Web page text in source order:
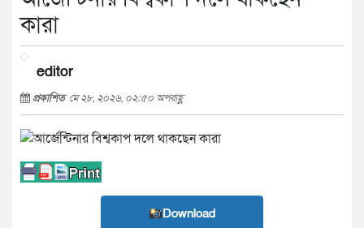
কারা
editor
প্রকাশিত মে ২৮, ২০২৬, ০২:৫০ অপরাহ্ণ
Download